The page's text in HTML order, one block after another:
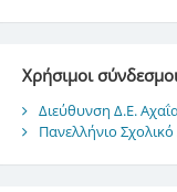
Χρήσιμοι
Διεύθυνση Δ.Ε.
Πανελλήνιο Σχολικό